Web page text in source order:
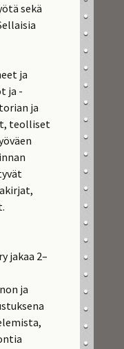
sekä
ja
ja -
ja
teolliset
jakaa 2–
ja